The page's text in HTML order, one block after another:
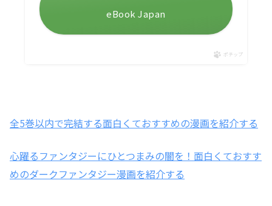
eBook Japan
ポチップ
全5巻以内で完結する面白くておすすめの漫画を紹介する
心躍るファンタジーにひとつまみの闇を！面白くておすす
めのダークファンタジー漫画を紹介する